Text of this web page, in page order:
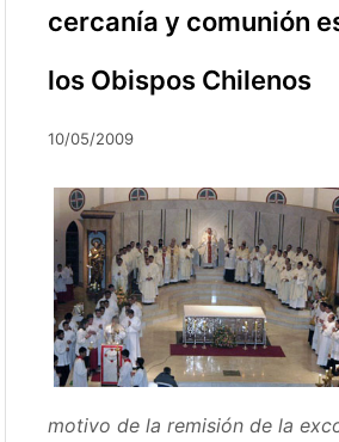
cercanía y comunión
los Obispos Chilenos
10/05/2009
motivo de la remisión de la